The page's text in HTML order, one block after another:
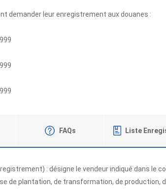
demander leur enregistrement aux douanes :
FAQs Liste
: désigne le vendeur indiqué dans le
de plantation, de transformation, de production,